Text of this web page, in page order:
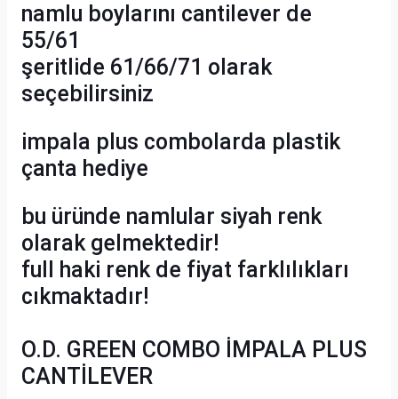
namlu boylarını cantilever de
55/61
şeritlide 61/66/71 olarak
seçebilirsiniz
impala plus combolarda plastik
çanta hediye
bu üründe namlular siyah renk
olarak gelmektedir!
full haki renk de fiyat farklılıkları
cıkmaktadır!
O.D. GREEN COMBO İMPALA PLUS
CANTİLEVER